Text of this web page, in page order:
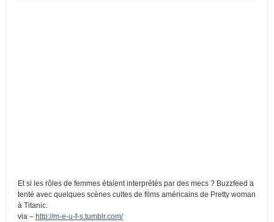
Et si les rôles de femmes étaient interprétés par des mecs ? Buzzfeed a
tenté avec quelques scènes cultes de films américains de Pretty woman
à Titanic.
via – http://m-e-u-f-s.tumblr.com/